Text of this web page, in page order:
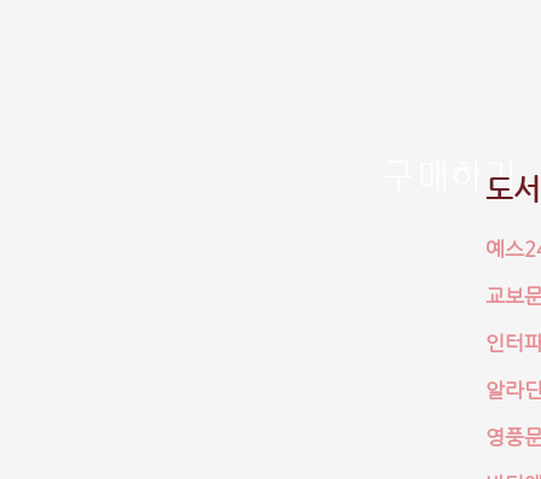
​구매하기
도
예스
교보
인터
알라
영풍